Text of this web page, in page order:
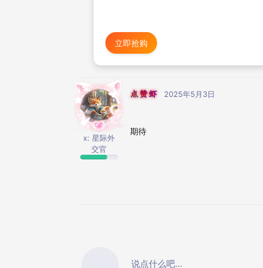
立即抢购
点赞虾
x: 星际外
交官
2025年5月3日
期待
说点什么吧...